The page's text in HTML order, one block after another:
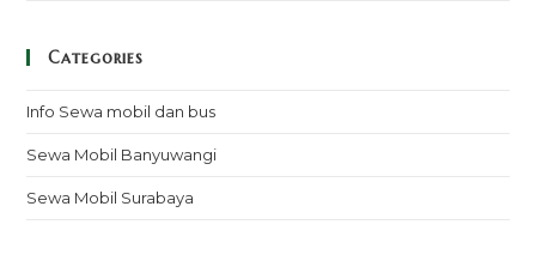
Categories
Info Sewa mobil dan bus
Sewa Mobil Banyuwangi
Sewa Mobil Surabaya